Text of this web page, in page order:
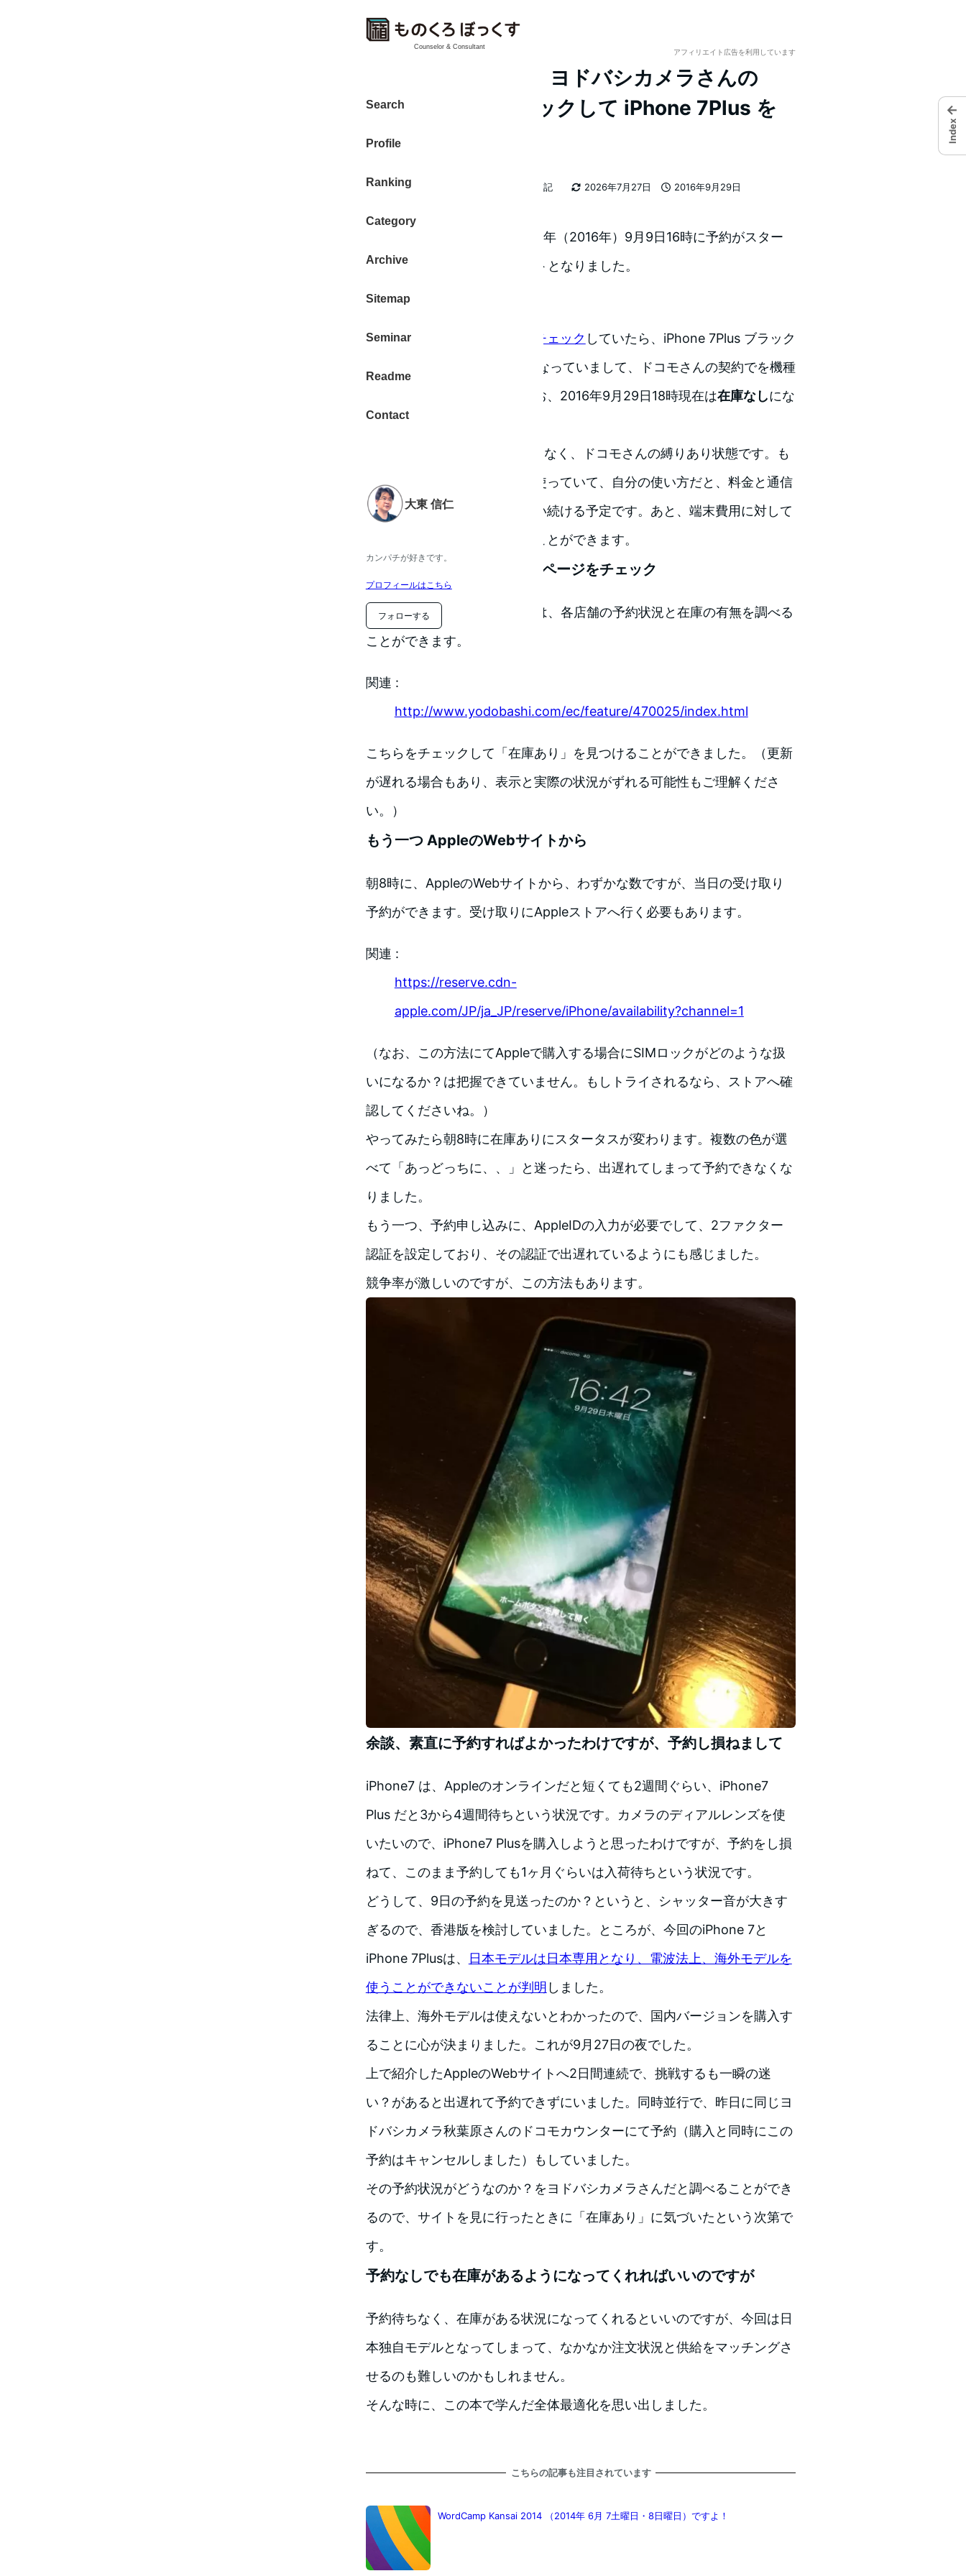
Counselor & Consultant
Search
Profile
Ranking
Category
Archive
Sitemap
Seminar
Readme
Contact
大東 信仁
カンパチが好きです。
プロフィールはこちら
フォローする
アフィリエイト広告を利用しています
予約し損ねた僕が、ヨドバシカメラさんの
Webサイトをチェックして iPhone 7Plus を
購入できました
2026年7月27日
2016年9月29日
者
大東 信仁（ものくろ） 2026年日記
iPhone7とiPhone7 Plusは、今年（2016年）9月9日16時に予約がスター
トし、16日から販売がスタートとなりました。
結論からお話しすると
ヨドバシカメラ秋葉原さんをチェック していたら、iPhone 7Plus ブラック
256GBだけが「在庫あり」となっていまして、ドコモさんの契約でを機種
変更にて購入しました。（なお、2016年9月29日18時現在は在庫なしにな
つまり、SIMロックフリーではなく、ドコモさんの縛りあり状態です。も
ともと、ドコモさんの回線を使っていて、自分の使い方だと、料金と通信
速度に対して不満がなく、使い続ける予定です。あと、端末費用に対して
毎月の割引サポートも受けることができます。
ヨドバシカメラさんのWebページをチェック
ヨドバシカメラさんのWebには、各店舗の予約状況と在庫の有無を調べる
ことができます。
関連 :
http://www.yodobashi.com/ec/feature/470025/index.html
こちらをチェックして「在庫あり」を見つけることができました。（更新
が遅れる場合もあり、表示と実際の状況がずれる可能性もご理解くださ
い。）
もう一つ AppleのWebサイトから
朝8時に、AppleのWebサイトから、わずかな数ですが、当日の受け取り
予約ができます。受け取りにAppleストアへ行く必要もあります。
関連 :
https://reserve.cdn-
apple.com/JP/ja_JP/reserve/iPhone/availability?channel=1
（なお、この方法にてAppleで購入する場合にSIMロックがどのような扱
いになるか？は把握できていません。もしトライされるなら、ストアへ確
認してくださいね。）
やってみたら朝8時に在庫ありにスタータスが変わります。複数の色が選
べて「あっどっちに、、」と迷ったら、出遅れてしまって予約できなくな
りました。
もう一つ、予約申し込みに、AppleIDの入力が必要でして、2ファクター
認証を設定しており、その認証で出遅れているようにも感じました。
競争率が激しいのですが、この方法もあります。
余談、素直に予約すればよかったわけですが、予約し損ねまして
iPhone7 は、Appleのオンラインだと短くても2週間ぐらい、iPhone7
Plus だと3から4週間待ちという状況です。カメラのディアルレンズを使
いたいので、iPhone7 Plusを購入しようと思ったわけですが、予約をし損
ねて、このまま予約しても1ヶ月ぐらいは入荷待ちという状況です。
どうして、9日の予約を見送ったのか？というと、シャッター音が大きす
ぎるので、香港版を検討していました。ところが、今回のiPhone 7と
iPhone 7Plusは、
日本モデルは日本専用となり、電波法上、海外モデルを
使うことができないことが判明 しました。
法律上、海外モデルは使えないとわかったので、国内バージョンを購入す
ることに心が決まりました。これが9月27日の夜でした。
上で紹介したAppleのWebサイトへ2日間連続で、挑戦するも一瞬の迷
い？があると出遅れて予約できずにいました。同時並行で、昨日に同じヨ
ドバシカメラ秋葉原さんのドコモカウンターにて予約（購入と同時にこの
予約はキャンセルしました）もしていました。
その予約状況がどうなのか？をヨドバシカメラさんだと調べることができ
るので、サイトを見に行ったときに「在庫あり」に気づいたという次第で
す。
予約なしでも在庫があるようになってくれればいいのですが
予約待ちなく、在庫がある状況になってくれるといいのですが、今回は日
本独自モデルとなってしまって、なかなか注文状況と供給をマッチングさ
せるのも難しいのかもしれません。
そんな時に、この本で学んだ全体最適化を思い出しました。
こちらの記事も注目されています
WordCamp Kansai 2014 （2014年 6月 7土曜日・8日曜日）ですよ！
←
Index